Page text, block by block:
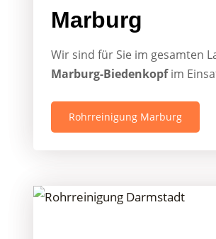
Marburg
Wir sind für Sie im gesamten
Marburg-Biedenkopfim
Rohrreinigung Marburg